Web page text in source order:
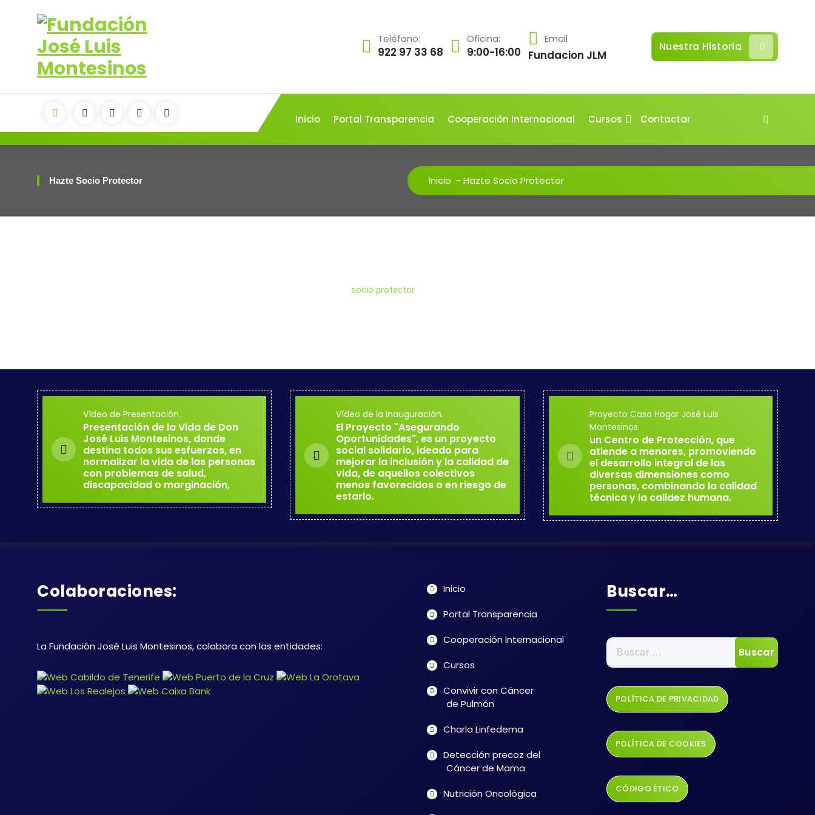
Teléfono:
922 97 33 68
Oficina:
9:00-16:00
Email
Fundacion JLM
Nuestra Historia
Inicio Portal Transparencia Cooperación Internacional Cursos Contactar
Hazte Socio Protector Inicio - Hazte Socio Protector
socio protector
Vídeo de Presentación.
Presentación de la Vida de Don
José Luis Montesinos, donde
destina todos sus esfuerzos, en
normalizar la vida de las personas
con problemas de salud,
discapacidad o marginación,
Vídeo de la Inauguración.
El Proyecto "Asegurando
Oportunidades", es un proyecto
social solidario, ideado para
mejorar la inclusión y la calidad de
vida, de aquellos colectivos
menos favorecidos o en riesgo de
estarlo.
Proyecto Casa Hogar José Luis
Montesinos.
un Centro de Protección, que
atiende a menores, promoviendo
el desarrollo integral de las
diversas dimensiones como
personas, combinando la calidad
técnica y la calidez humana.
Colaboraciones:
La Fundación José Luis Montesinos, colabora con las entidades:
Inicio
Portal Transparencia
Cooperación Internacional
Cursos
Convivir con Cáncer
de Pulmón
Charla Linfedema
Detección precoz del
Cáncer de Mama
Nutrición Oncológica
Buscar…
POLÍTICA DE PRIVACIDAD
POLÍTICA DE COOKIES
CÓDIGO ÉTICO